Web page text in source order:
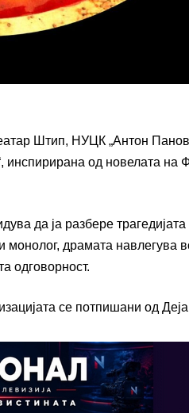
Штип, НУЦК „Антон
инспирирана од новелата на
да ја разбере
драмата навлегува
одговорност.
се потпишани од